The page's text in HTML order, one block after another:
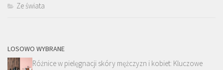
Ze świata
LOSOWO WYBRANE
Różnice w pielęgnacji skóry mężczyzn i kobiet: Kluczowe